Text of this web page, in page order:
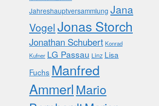
Jahreshauptversammlung Jana
VogelJonas Storch
Jonathan Schubert Konrad
Kufner LG Passau Linz Lisa
Fuchs Manfred
AmmerlMario